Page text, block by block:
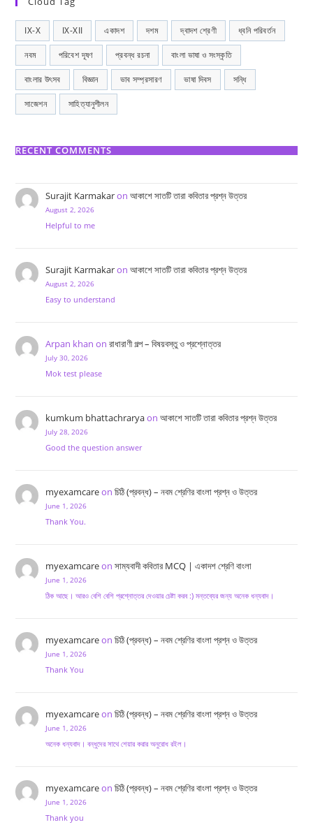
IX-X IX-XII একাদশ দশম দ্বাদশ শ্রেণী ধ্বনি পরিবর্তন
নবম পরিবেশ দূষণ প্রবন্ধ রচনা বাংলা ভাষা ও সংস্কৃতি
বাংলার উৎসব বিজ্ঞান ভাব সম্প্রসারণ ভাষা দিবস সন্ধি
সাজেশন সাহিত্যানুশীলন
RECENT COMMENTS
Surajit Karmakaron আকাশে সাতটি তারা কবিতার প্রশ্ন উত্তর
August 2, 2026
Helpful to me
Surajit Karmakaron আকাশে সাতটি তারা কবিতার প্রশ্ন উত্তর
August 2, 2026
Easy to understand
Arpan khan on রাধারাণী গল্প – বিষয়বস্তু ও প্রশ্নোত্তর
July 30, 2026
Mok test please
kumkum bhattachraryaon আকাশে সাতটি তারা কবিতার প্রশ্ন উত্তর
July 28, 2026
Good the question answer
myexamcareon চিঠি (প্রবন্ধ) – নবম শ্রেণির বাংলা প্রশ্ন ও উত্তর
June 1, 2026
Thank You.
myexamcareon সাম্যবাদী কবিতার MCQ | একাদশ শ্রেণি বাংলা
June 1, 2026
ঠিক আছে। আরও বেশি বেশি প্রশ্নোত্তর দেওয়ার চেষ্টা করব :) মন্তব্যের জন্য অনেক ধন্যবাদ।
myexamcareon চিঠি (প্রবন্ধ) – নবম শ্রেণির বাংলা প্রশ্ন ও উত্তর
June 1, 2026
Thank You
myexamcareon চিঠি (প্রবন্ধ) – নবম শ্রেণির বাংলা প্রশ্ন ও উত্তর
June 1, 2026
অনেক ধন্যবাদ। বন্ধুদের সাথে শেয়ার করার অনুরোধ রইল।
myexamcareon চিঠি (প্রবন্ধ) – নবম শ্রেণির বাংলা প্রশ্ন ও উত্তর
June 1, 2026
Thank you